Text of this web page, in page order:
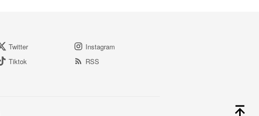
Twitter
Instagram
Tiktok RSS